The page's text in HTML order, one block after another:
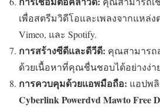
เพื่อสตรีมวิดีโอและเพลงจากแหล่งต่
Vimeo, และ Spotify.
การสร้างซีดีและดีวีดี: คุณสามารถ
ด้วยเนื้อหาที่คุณชื่นชอบได้อย่างง่า
การควบคุมด้วยแอพมือถือ: แอปพ
Cyberlink Powerdvd Mawto Free